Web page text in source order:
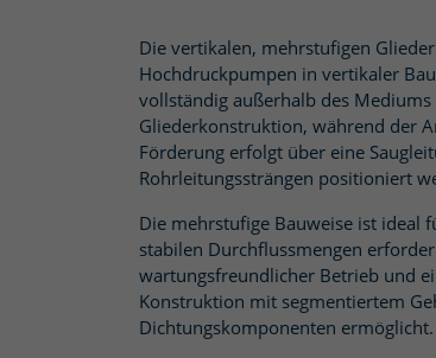
Die vertikalen, mehrstufigen
Hochdruckpumpen in vertikaler
vollständig außerhalb des
Gliederkonstruktion, während der
Förderung erfolgt über eine
Rohrleitungssträngen positioniert
Die mehrstufige Bauweise ist ideal
stabilen Durchflussmengen
wartungsfreundlicher Betrieb und
Konstruktion mit segmentiertem
Dichtungskomponenten ermöglicht.